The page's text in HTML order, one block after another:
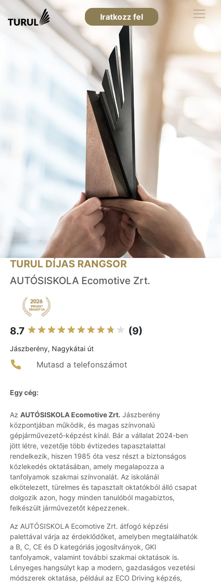
Iratkozz fel
TURUL DÍJAS RANGSOR
AUTÓSISKOLA Ecomotive Zrt.
8.7 (9)
Jászberény, Nagykátai út
Mutasd a telefonszámot
Egy cég:
Az AUTÓSISKOLA Ecomotive Zrt. Jászberény
központjában működik, és magas színvonalú
gépjárművezető-képzést kínál. Bár a vállalat 2024-ben
jött létre, vezetője több évtizedes tapasztalattal
rendelkezik, hiszen 1985 óta vesz részt a biztonságos
közlekedés oktatásában, amely megalapozza a
tanfolyamok szakmai színvonalát. Az iskolánál
elkötelezett, türelmes és tapasztalt oktatókból álló csapat
dolgozik azon, hogy minden tanulóból magabiztos,
felkészült járművezetőt képezzenek.
Az AUTÓSISKOLA Ecomotive Zrt. átfogó képzési
palettával várja az érdeklődőket, amelyben megtalálhatók
a B, C, CE és D kategóriás jogosítványok, GKI
tanfolyamok, valamint további szakmai oktatások is.
Lényeges hangsúlyt kap a modern, gazdaságos vezetési
módszerek oktatása, például az ECO Driving képzés,